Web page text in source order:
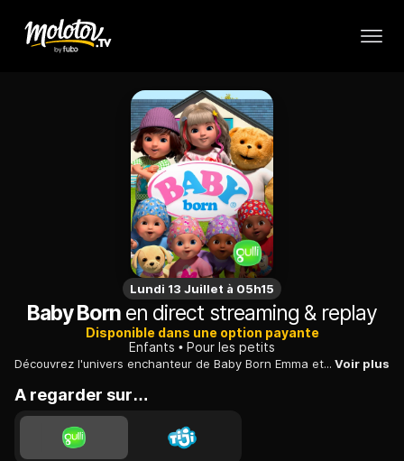
Lundi 13 Juillet à 05h15
Baby Bornen direct streaming & replay
Disponible dans une option payante
Enfants
Pour les petits
Découvrez l'univers enchanteur de Baby Born Emma et partez à l'aventure aux côtés de ses adorables compagnons : l'ourson Teddy, le canard Berta, sa meilleure amie Eva et toute une joyeuse bande ! Explorez un monde magique où l'amitié et l'imagination n'o Voir plus
A regarder sur…